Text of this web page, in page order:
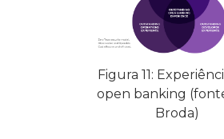
Figura 11:
open banking
Broda)